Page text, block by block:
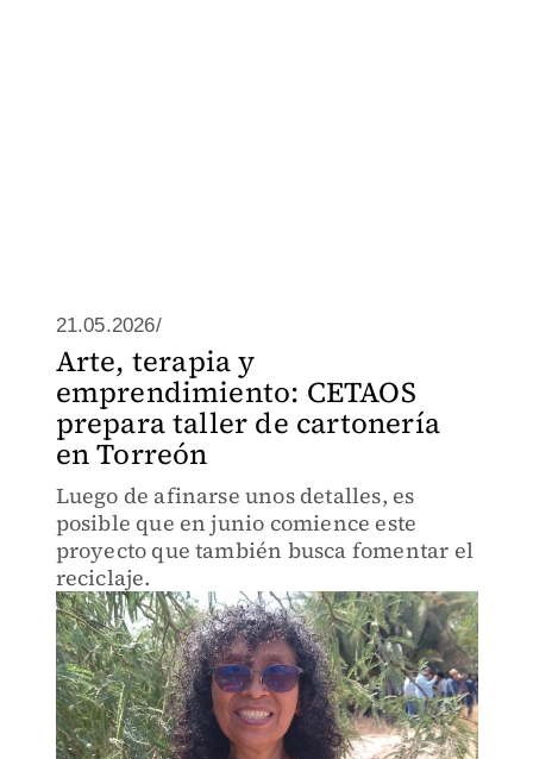
21.05.2026/
Arte, terapia y
emprendimiento: CETAOS
prepara taller de cartonería
en Torreón
Luego de afinarse unos detalles, es
posible que en junio comience este
proyecto que también busca fomentar el
reciclaje.